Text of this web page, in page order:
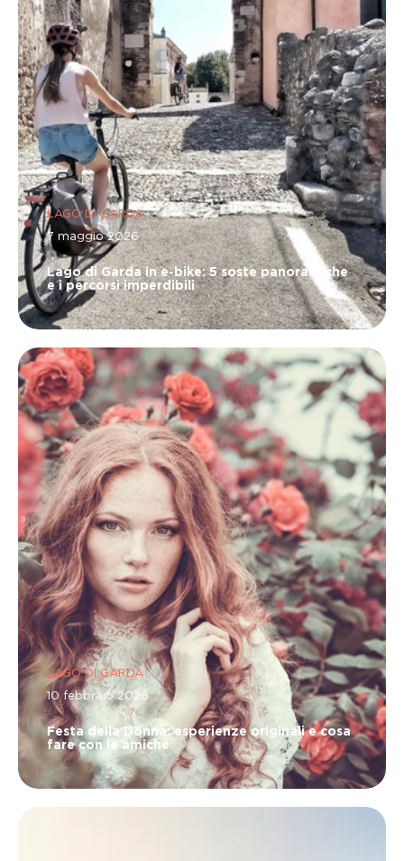
LAGO DI GARDA
7 maggio 2026
Lago di Garda in e-bike: 5 soste panoramiche
e i percorsi imperdibili
LAGO DI GARDA
10 febbraio 2026
Festa della Donna: esperienze originali e cosa
fare con le amiche